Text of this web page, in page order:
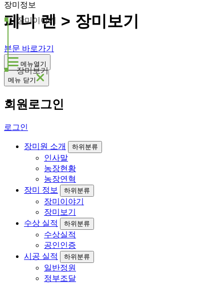
페니 렌 > 장미보기
본문 바로가기
메뉴열기
메뉴 닫기
회원로그인
로그인
장미원 소개 하위분류
인사말
농장현황
농장연혁
장미 정보
하위분류
장미이야기
장미보기
수상 실적
하위분류
수상실적
공인인증
시공 실적
하위분류
일반정원
정부조달
장미정보
장미이야기
장미보기